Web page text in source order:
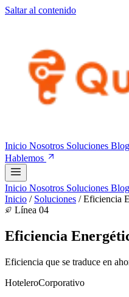
Saltar al contenido
Inicio Nosotros Soluciones Blog
Hablemos
Inicio Nosotros Soluciones Blog
Inicio / Soluciones / Eficiencia
Línea 04
Eficiencia
Eficiencia que se traduce en
HoteleroCorporativo